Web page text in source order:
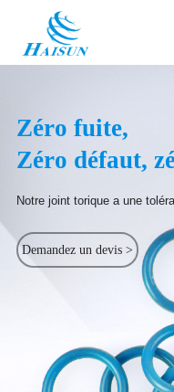
Zéro fuite,
Zéro défaut,
Notre joint torique a une
Demandez un devis >